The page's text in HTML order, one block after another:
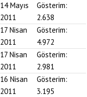
14 Mayıs
2011
Gösterim:
2.638
17 Nisan
2011
Gösterim:
4.972
17 Nisan
2011
Gösterim:
2.981
16 Nisan
2011
Gösterim:
3.195